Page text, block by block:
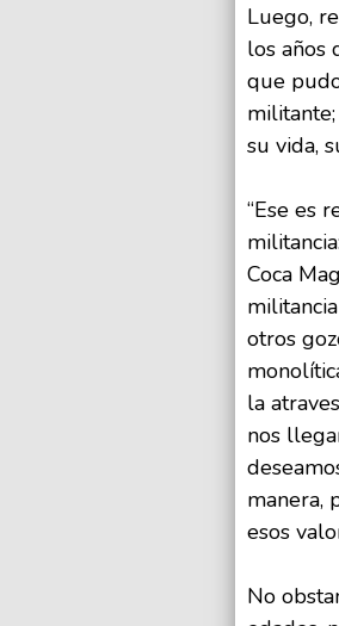
Luego,
los años
que
su vida,
“Ese es
Coca
otros
la
nos
manera,
esos
No